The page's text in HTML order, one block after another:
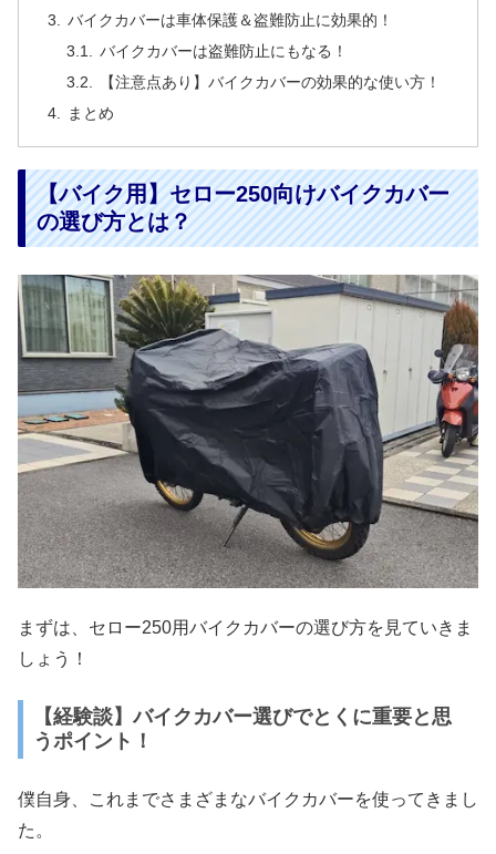
バイクカバーは車体保護＆盗難防止に効果的！
バイクカバーは盗難防止にもなる！
【注意点あり】バイクカバーの効果的な使い方！
まとめ
【バイク用】セロー250向けバイクカバー
の選び方とは？
まずは、セロー250用バイクカバーの選び方を見ていきま
しょう！
【経験談】バイクカバー選びでとくに重要と思
うポイント！
僕自身、これまでさまざまなバイクカバーを使ってきまし
た。